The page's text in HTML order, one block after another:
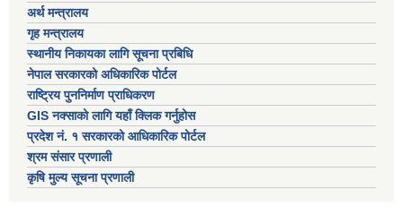
अर्थ मन्त्रालय
गृह मन्त्रालय
स्थानीय निकायका लागि सूचना प्रबिधि
नेपाल सरकारको अधिकारिक पोर्टल
राष्ट्रिय पुननिर्माण प्राधिकरण
GIS नक्साको लागि यहाँ क्लिक गर्नुहोस
प्रदेश नं. १ सरकारको आधिकारिक पोर्टल
श्रम संसार प्रणाली
कृषि मुल्य सूचना प्रणाली